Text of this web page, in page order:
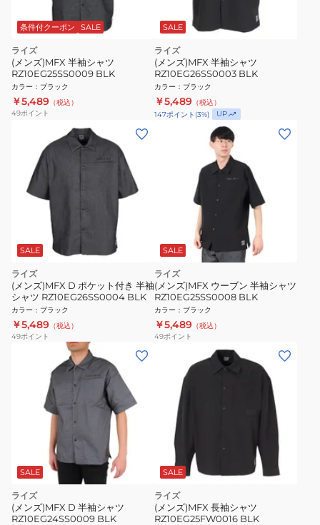
条件付クーポン SALE
ライズ
(メンズ)MFX 半袖シャツ
RZ10EG25SS0009 BLK
カラー ： ブラック
￥5,489 （税込）
49ポイント
SALE
ライズ
(メンズ)MFX 半袖シャツ
RZ10EG26SS0003 BLK
カラー ： ブラック
￥5,489 （税込）
147ポイント (3%) UP
SALE
ライズ
(メンズ)MFX D ポケット付き 半袖
シャツ RZ10EG26SS0004 BLK
カラー ： ブラック
￥5,489 （税込）
49ポイント
SALE
ライズ
(メンズ)MFX ウーブン 半袖シャツ
RZ10EG25SS0008 BLK
カラー ： ブラック
￥5,489 （税込）
49ポイント
SALE
ライズ
(メンズ)MFX D 半袖シャツ
RZ10EG24SS0009 BLK
SALE
ライズ
(メンズ)MFX 長袖シャツ
RZ10EG25FW0016 BLK